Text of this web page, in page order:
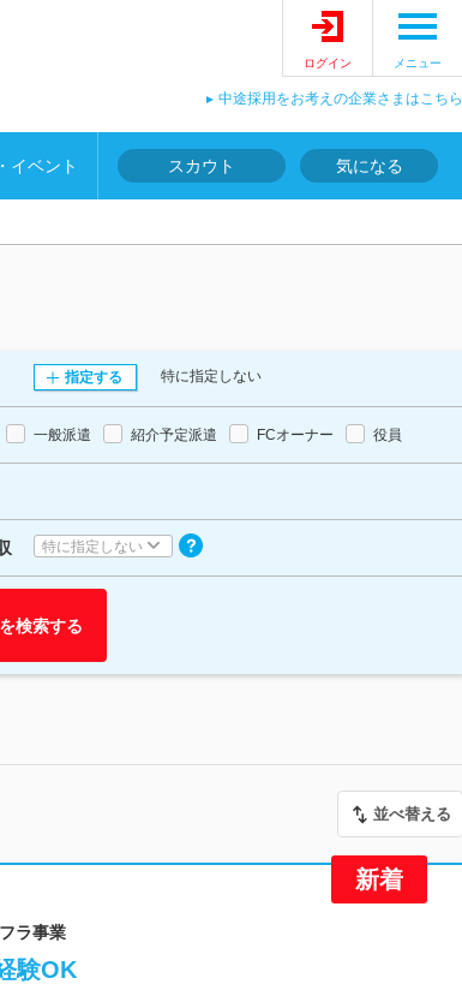
ログイン メニュー
中途採用をお考えの企業さまはこちら
イベント スカウト 気になる
指定する 特に指定しない
一般派遣 紹介予定派遣 FCオーナー 役員
特に指定しない
を検索する
並べ替える
ラ事業
験OK